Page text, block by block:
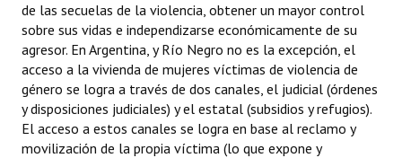
de las secuelas de la violencia, obtener un mayor control
sobre sus vidas e independizarse económicamente de su
agresor. En Argentina, y Río Negro no es la excepción, el
acceso a la vivienda de mujeres víctimas de violencia de
género se logra a través de dos canales, el judicial (órdenes
y disposiciones judiciales) y el estatal (subsidios y refugios).
El acceso a estos canales se logra en base al reclamo y
movilización de la propia víctima (lo que expone y